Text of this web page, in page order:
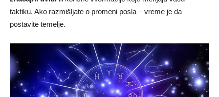
taktiku. Ako razmišljate o promeni posla – vreme je da
postavite temelje.